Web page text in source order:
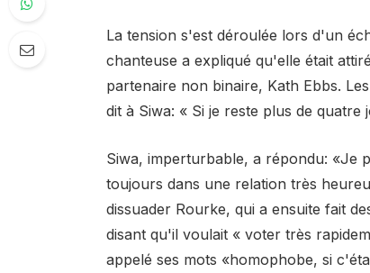
La tension s'est déroulée lors d'un
chanteuse a expliqué qu'elle était
partenaire non binaire, Kath Ebbs.
dit à Siwa: « Si je reste plus de
Siwa, imperturbable, a répondu: «Je
toujours dans une relation très
dissuader Rourke, qui a ensuite fait
disant qu'il voulait « voter très
appelé ses mots «homophobe, si